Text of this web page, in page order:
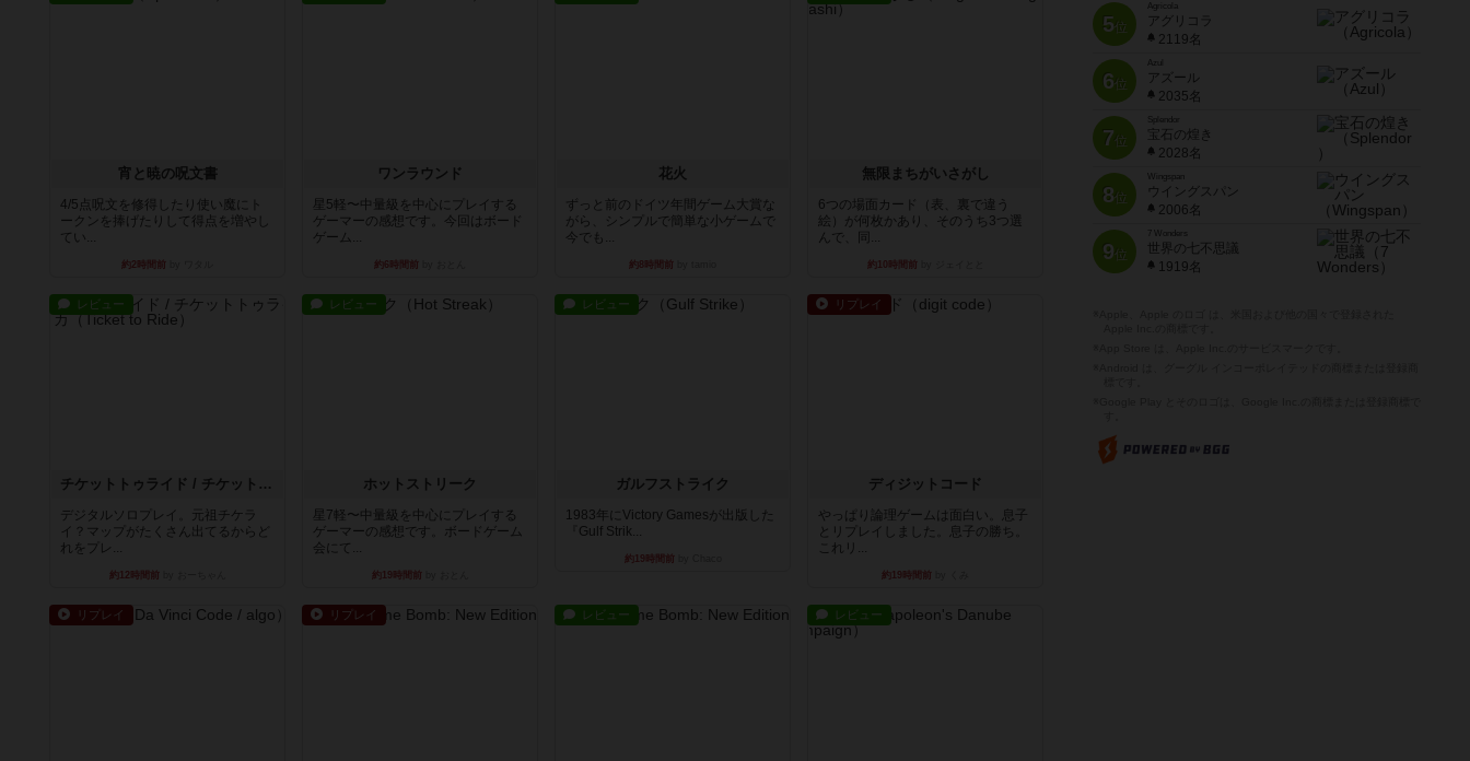
レビュー レビュー レビュー
約19時間前 by Chaco
リプレイ
リプレイ リプレイ レビュー レビュー
5位
Agricola
アグリコラ
2119名
6位
Azul
アズール
2035名
7位
宝石の煌き
2028名
8位
Wingspan
ウイングスパン
2006名
9位
7 Wonders
世界の七不思議
1919名